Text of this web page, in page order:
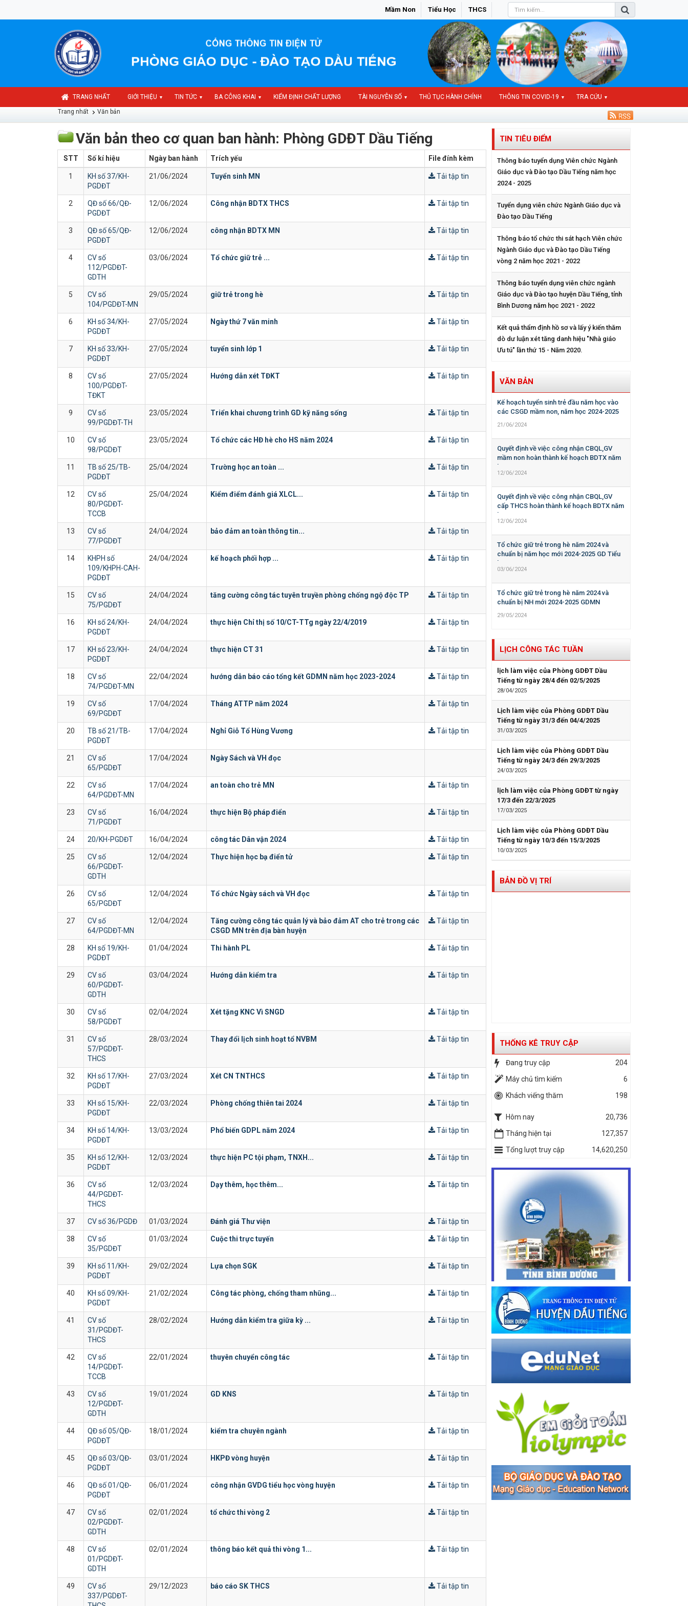
Mầm Non Tiểu Học THCS
TRANG NHẤT GIỚI THIỆU ▼ TIN TỨC ▼ BA CÔNG KHAI ▼ KIỂM ĐỊNH CHẤT LƯỢNG TÀI NGUYÊN SỐ ▼ THỦ TỤC HÀNH CHÍNH THÔNG TIN COVID-19 ▼ TRA CỨU ▼
Trang nhất Văn bản
Văn bản theo cơ quan ban hành: Phòng GDĐT Dầu Tiếng
STT Số kí hiệu Ngày ban hành Trích yếu File đính kèm
1
KH số 37/KH-
PGDĐT
21/06/2024 Tuyển sinh MN Tải tập tin
2
QĐ số 66/QĐ-
PGDĐT
12/06/2024 Công nhận BDTX THCS Tải tập tin
3
QĐ số 65/QĐ-
PGDĐT
12/06/2024 công nhận BDTX MN Tải tập tin
4
CV số
112/PGDĐT-
GDTH
03/06/2024 Tổ chức giữ trẻ ... Tải tập tin
5
CV số
104/PGDĐT-MN
29/05/2024 giữ trẻ trong hè Tải tập tin
6
KH số 34/KH-
PGDĐT
27/05/2024 Ngày thứ 7 văn minh Tải tập tin
7
KH số 33/KH-
PGDĐT
27/05/2024 tuyển sinh lớp 1 Tải tập tin
8
CV số
100/PGDĐT-
TĐKT
27/05/2024 Hướng dẫn xét TĐKT Tải tập tin
9
CV số
99/PGDĐT-TH
23/05/2024 Triển khai chương trình GD kỹ năng sống Tải tập tin
10
CV số
98/PGDĐT
23/05/2024 Tổ chức các HĐ hè cho HS năm 2024 Tải tập tin
11
TB số 25/TB-
PGDĐT
25/04/2024 Trường học an toàn ... Tải tập tin
12
CV số
80/PGDĐT-
TCCB
25/04/2024 Kiểm điểm đánh giá XLCL... Tải tập tin
13
CV số
77/PGDĐT
24/04/2024 bảo đảm an toàn thông tin... Tải tập tin
14
KHPH số
109/KHPH-CAH-
PGDĐT
24/04/2024 kế hoạch phối hợp ... Tải tập tin
15
CV số
75/PGDĐT
24/04/2024 tăng cường công tác tuyên truyền phòng chống ngộ độc TP Tải tập tin
16
KH số 24/KH-
PGDĐT
24/04/2024 thực hiện Chỉ thị số 10/CT-TTg ngày 22/4/2019 Tải tập tin
17
KH số 23/KH-
PGDĐT
24/04/2024 thực hiện CT 31 Tải tập tin
18
CV số
74/PGDĐT-MN
22/04/2024 hướng dẫn báo cáo tổng kết GDMN năm học 2023-2024 Tải tập tin
19
CV số
69/PGDĐT
17/04/2024 Tháng ATTP năm 2024 Tải tập tin
20
TB số 21/TB-
PGDĐT
17/04/2024 Nghỉ Giỗ Tổ Hùng Vương Tải tập tin
21
CV số
65/PGDĐT
17/04/2024 Ngày Sách và VH đọc
22
CV số
64/PGDĐT-MN
17/04/2024 an toàn cho trẻ MN Tải tập tin
23
CV số
71/PGDĐT
16/04/2024 thực hiện Bộ pháp điển Tải tập tin
24 20/KH-PGDĐT 16/04/2024 công tác Dân vận 2024 Tải tập tin
25
CV số
66/PGDĐT-
GDTH
12/04/2024 Thực hiện học bạ điển tử Tải tập tin
26
CV số
65/PGDĐT
12/04/2024 Tổ chức Ngày sách và VH đọc Tải tập tin
27
CV số
64/PGDĐT-MN
12/04/2024
Tăng cường công tác quản lý và bảo đảm AT cho trẻ trong các
CSGD MN trên địa bàn huyện
Tải tập tin
28
KH số 19/KH-
PGDĐT
01/04/2024 Thi hành PL Tải tập tin
29
CV số
60/PGDĐT-
GDTH
03/04/2024 Hướng dẫn kiểm tra Tải tập tin
30
CV số
58/PGDĐT
02/04/2024 Xét tặng KNC Vì SNGD Tải tập tin
31
CV số
57/PGDĐT-
THCS
28/03/2024 Thay đổi lịch sinh hoạt tổ NVBM Tải tập tin
32
KH số 17/KH-
PGDĐT
27/03/2024 Xét CN TNTHCS Tải tập tin
33
KH số 15/KH-
PGDĐT
22/03/2024 Phòng chống thiên tai 2024 Tải tập tin
34
KH số 14/KH-
PGDĐT
13/03/2024 Phổ biến GDPL năm 2024 Tải tập tin
35
KH số 12/KH-
PGDĐT
12/03/2024 thực hiện PC tội phạm, TNXH... Tải tập tin
36
CV số
44/PGDĐT-
THCS
12/03/2024 Dạy thêm, học thêm... Tải tập tin
37 CV số 36/PGDĐ 01/03/2024 Đánh giá Thư viện Tải tập tin
38
CV số
35/PGDĐT
01/03/2024 Cuộc thi trực tuyến Tải tập tin
39
KH số 11/KH-
PGDĐT
29/02/2024 Lựa chọn SGK Tải tập tin
40
KH số 09/KH-
PGDĐT
21/02/2024 Công tác phòng, chống tham nhũng... Tải tập tin
41
CV số
31/PGDĐT-
THCS
28/02/2024 Hướng dẫn kiểm tra giữa kỳ ... Tải tập tin
42
CV số
14/PGDĐT-
TCCB
22/01/2024 thuyên chuyển công tác Tải tập tin
43
CV số
12/PGDĐT-
GDTH
19/01/2024 GD KNS Tải tập tin
44
QĐ số 05/QĐ-
PGDĐT
18/01/2024 kiểm tra chuyên ngành Tải tập tin
45
QĐ số 03/QĐ-
PGDĐT
03/01/2024 HKPĐ vòng huyện Tải tập tin
46
QĐ số 01/QĐ-
PGDĐT
06/01/2024 công nhận GVDG tiểu học vòng huyện Tải tập tin
47
CV số
02/PGDĐT-
GDTH
02/01/2024 tổ chức thi vòng 2 Tải tập tin
48
CV số
01/PGDĐT-
GDTH
02/01/2024 thông báo kết quả thi vòng 1... Tải tập tin
49
CV số
337/PGDĐT-
29/12/2023 báo cáo SK THCS Tải tập tin
TIN TIÊU ĐIỂM
Thông báo tuyển dụng Viên chức Ngành
Giáo dục và Đào tạo Dầu Tiếng năm học
2024 - 2025
Tuyển dụng viên chức Ngành Giáo dục và
Đào tạo Dầu Tiếng
Thông báo tổ chức thi sát hạch Viên chức
Ngành Giáo dục và Đào tạo Dầu Tiếng
vòng 2 năm học 2021 - 2022
Thông báo tuyển dụng viên chức ngành
Giáo dục và Đào tạo huyện Dầu Tiếng, tỉnh
Bình Dương năm học 2021 - 2022
Kết quả thẩm định hồ sơ và lấy ý kiến thăm
dò dư luận xét tăng danh hiệu "Nhà giáo
Ưu tú" lần thứ 15 - Năm 2020.
VĂN BẢN
Kế hoạch tuyển sinh trẻ đầu năm học vào
các CSGD mầm non, năm học 2024-2025
21/06/2024
Quyết định về việc công nhận CBQL,GV
mầm non hoàn thành kế hoạch BDTX năm
học 2023-2024
12/06/2024
Quyết định về việc công nhận CBQL,GV
cấp THCS hoàn thành kế hoạch BDTX năm
học 2023-2024
12/06/2024
Tổ chức giữ trẻ trong hè năm 2024 và
chuẩn bị năm học mới 2024-2025 GD Tiểu
học
03/06/2024
Tổ chức giữ trẻ trong hè năm 2024 và
chuẩn bị NH mới 2024-2025 GDMN
29/05/2024
LỊCH CÔNG TÁC TUẦN
lịch làm việc của Phòng GDĐT Dầu
Tiếng từ ngày 28/4 đến 02/5/2025
28/04/2025
Lịch làm việc của Phòng GDĐT Dầu
Tiếng từ ngày 31/3 đến 04/4/2025
31/03/2025
Lịch làm việc của Phòng GDĐT Dầu
Tiếng từ ngày 24/3 đến 29/3/2025
24/03/2025
lịch làm việc của Phòng GDĐT từ ngày
17/3 đến 22/3/2025
17/03/2025
Lịch làm việc của Phòng GDĐT Dầu
Tiếng từ ngày 10/3 đến 15/3/2025
10/03/2025
BẢN ĐỒ VỊ TRÍ
THỐNG KÊ TRUY CẬP
Đang truy cập
204
Máy chủ tìm kiếm
6
Khách viếng thăm
198
Hôm nay
20,736
Tháng hiện tại
127,357
Tổng lượt truy cập
14,620,250